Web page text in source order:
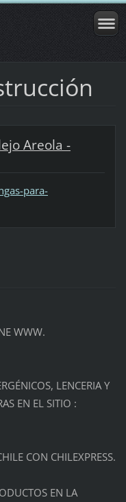
Areola -
para-
WWW.
LENCERIA Y
EN EL SITIO :
CON CHILEXPRESS.
EN LA